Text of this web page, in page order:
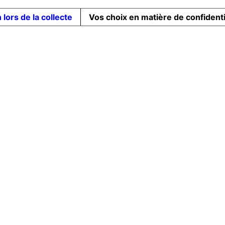
lors de la collecte Vos choix en matière de